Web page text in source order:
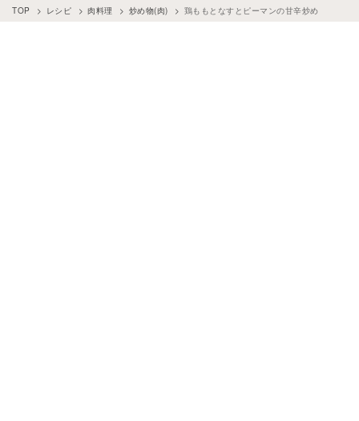
TOP レシピ 肉料理 炒め物(肉) 鶏ももとなすとピーマンの甘辛炒め